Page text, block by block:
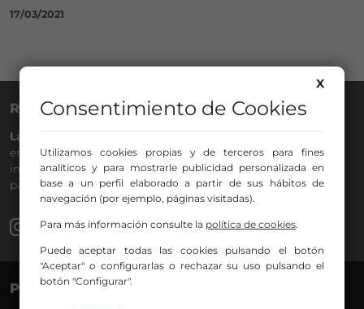
17/03/2021
RADIO NERVIÓN
La Gran Familia
emisora de Bilbao para todos los públicos, con Más Música,
información a menos cinco, deportes, tráfico y la
participación de los oyentes.
PROGRAMAS
X
Consentimiento de Cookies
Utilizamos cookies propias y de terceros para fines
analíticos y para mostrarle publicidad personalizada en
base a un perfil elaborado a partir de sus hábitos de
navegación (por ejemplo, páginas visitadas).
Para más información consulte la política de cookies.
Puede aceptar todas las cookies pulsando el botón
"Aceptar" o configurarlas o rechazar su uso pulsando el
botón "Configurar".